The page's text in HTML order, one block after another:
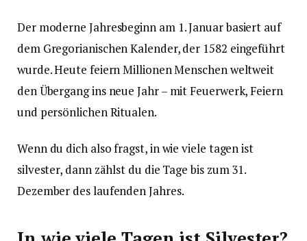
Der moderne Jahresbeginn am 1. Januar basiert auf
dem Gregorianischen Kalender, der 1582 eingeführt
wurde. Heute feiern Millionen Menschen weltweit
den Übergang ins neue Jahr – mit Feuerwerk, Feiern
und persönlichen Ritualen.
Wenn du dich also fragst, in wie viele tagen ist
silvester, dann zählst du die Tage bis zum 31.
Dezember des laufenden Jahres.